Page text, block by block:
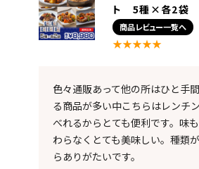
ト 5種×各2袋
商品レビュー一覧へ
★★★★★
色々通販あって他の所はひと手
る商品が多い中こちらはレンチ
べれるからとても便利です。味
わらなくとても美味しい。種類
らありがたいです。